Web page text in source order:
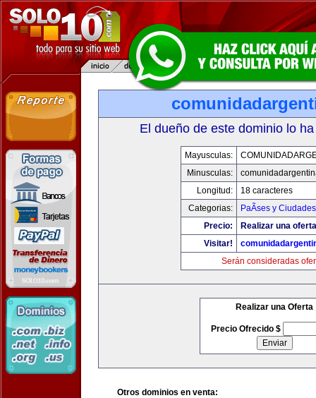
El dueño de este dominio lo
Mayusculas:
Minusculas:
Longitud:
18 caracteres
Categorias:
PaÃ­ses y Ciudades
Precio:
Realizar una
Visitar!
Serán consideradas
Realizar una Oferta
Precio Ofrecido $
Otros dominios en venta: